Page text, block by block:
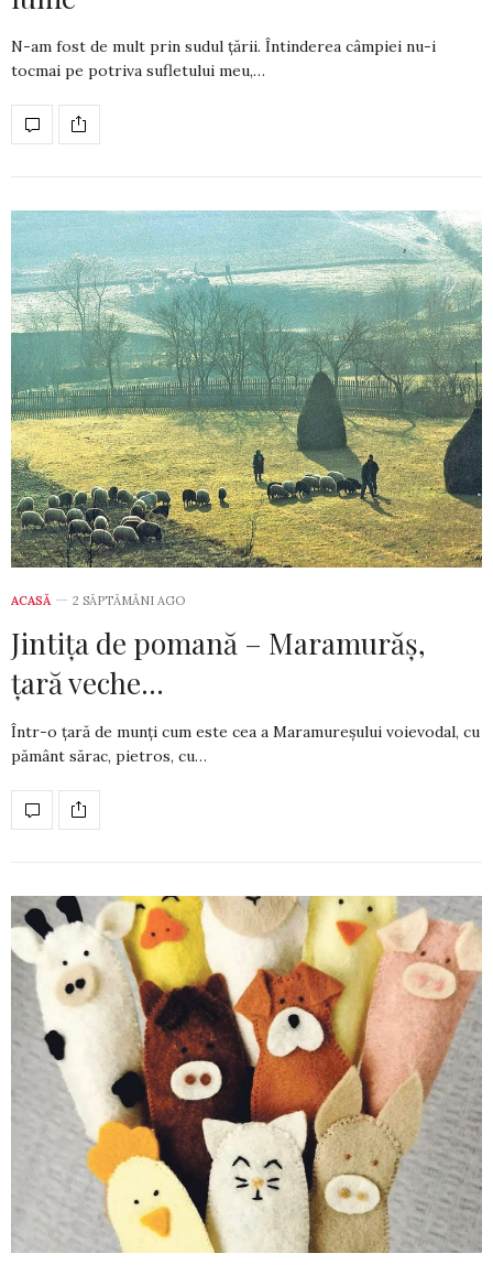
N-am fost de mult prin sudul țării. Întinderea câmpiei nu-i
tocmai pe potriva sufletului meu,…
ACASĂ 2 SĂPTĂMÂNI AGO
Jintiţa de pomană – Maramurăş,
ţară veche…
Într-o ţară de munţi cum este cea a Maramureşului voievodal, cu
pământ sărac, pietros, cu…